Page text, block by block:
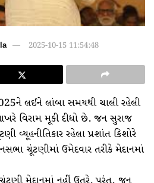
2025-10-15 11:54:48
લઈને લાંબા સમયથી ચાલી રહેલી
વિરામ મૂકી દીધો છે. જન સુરાજ
વ્યૂહનીતિકાર રહેલા પ્રશાંત કિશોરે
ચૂંટણીમાં ઉમેદવાર તરીકે મેદાનમાં